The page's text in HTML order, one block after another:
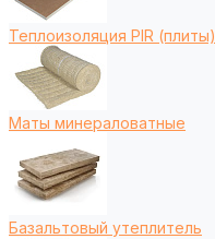
Теплоизоляция PIR (плиты)
Маты минераловатные
Базальтовый утеплитель